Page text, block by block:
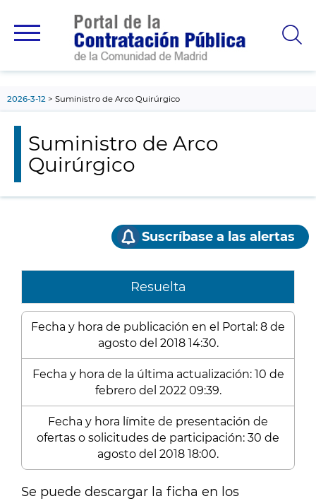
principal
2026-3-12 Suministro de Arco Quirúrgico
Suministro de Arco
Quirúrgico
Suscríbase a las alertas
Resuelta
Fecha y hora de publicación en el Portal: 8 de
agosto del 2018 14:30.
Fecha y hora de la última actualización: 10 de
febrero del 2022 09:39.
Fecha y hora límite de presentación de
ofertas o solicitudes de participación: 30 de
agosto del 2018 18:00.
Se puede descargar la ficha en los